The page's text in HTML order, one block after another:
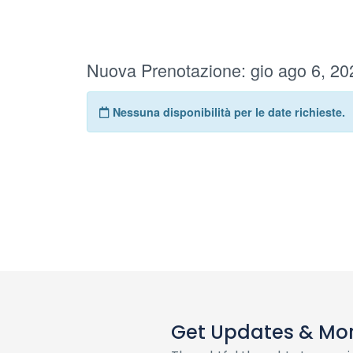
Get Updates &